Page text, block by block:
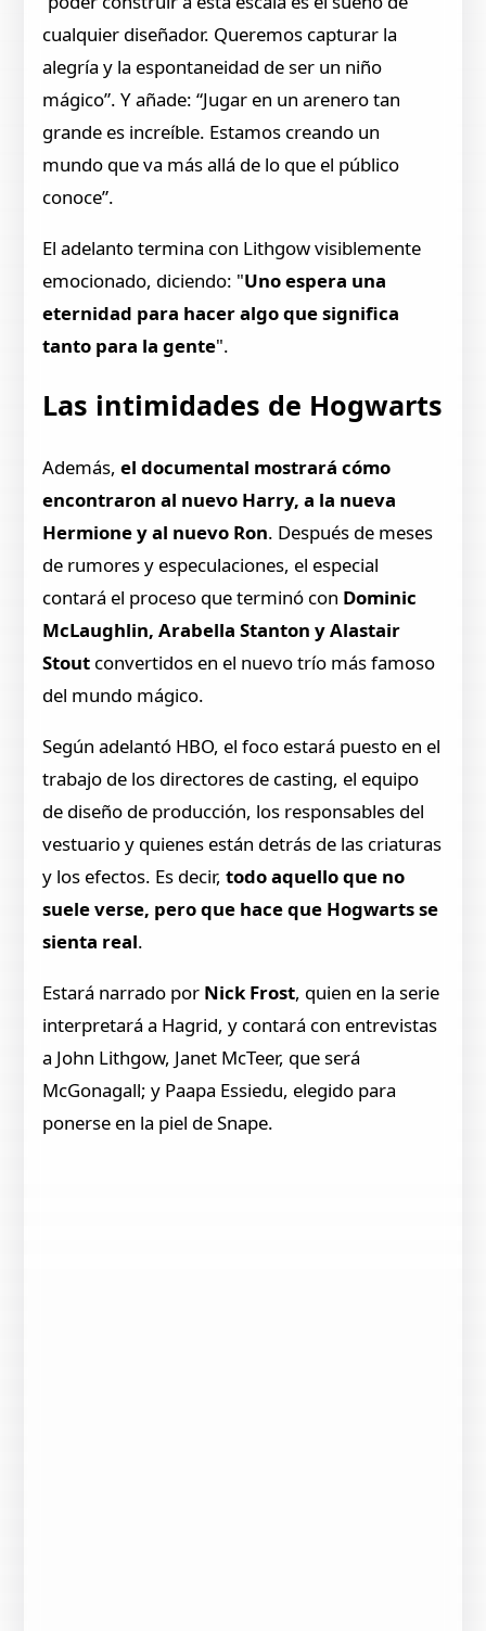
cualquier diseñador. Queremos capturar la
alegría y la espontaneidad de ser un niño
mágico”. Y añade: “Jugar en un arenero tan
grande es increíble. Estamos creando un
mundo que va más allá de lo que el público
conoce”.
El adelanto termina con Lithgow visiblemente
emocionado, diciendo: "Uno espera una
eternidad para hacer algo que significa
tanto para la gente".
Las intimidades de Hogwarts
Además,el documental mostrará cómo
encontraron al nuevo Harry, a la nueva
Hermione y al nuevo Ron. Después de meses
de rumores y especulaciones, el especial
contará el proceso que terminó con Dominic
McLaughlin, Arabella Stanton y Alastair
Stout convertidos en el nuevo trío más famoso
del mundo mágico.
Según adelantó HBO, el foco estará puesto en el
trabajo de los directores de casting, el equipo
de diseño de producción, los responsables del
vestuario y quienes están detrás de las criaturas
y los efectos. Es decir, todo aquello que no
suele verse, pero que hace que Hogwarts se
sienta real.
Estará narrado por Nick Frost, quien en la serie
interpretará a Hagrid, y contará con entrevistas
a John Lithgow, Janet McTeer, que será
McGonagall; y Paapa Essiedu, elegido para
ponerse en la piel de Snape.